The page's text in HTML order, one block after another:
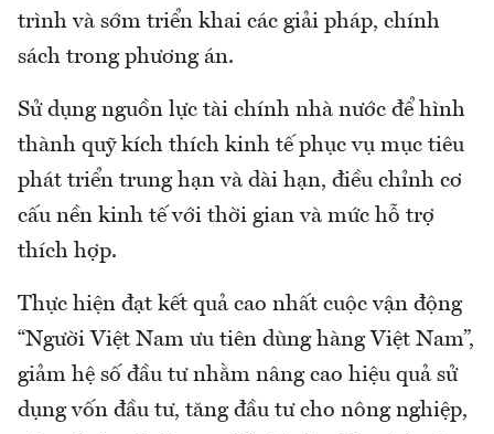
trình và sớm triển khai các giải pháp, chính
sách trong phương án.
Sử dụng nguồn lực tài chính nhà nước để hình
thành quỹ kích thích kinh tế phục vụ mục tiêu
phát triển trung hạn và dài hạn, điều chỉnh cơ
cấu nền kinh tế với thời gian và mức hỗ trợ
thích hợp.
Thực hiện đạt kết quả cao nhất cuộc vận động
“Người Việt Nam ưu tiên dùng hàng Việt Nam”,
giảm hệ số đầu tư nhằm nâng cao hiệu quả sử
dụng vốn đầu tư, tăng đầu tư cho nông nghiệp,